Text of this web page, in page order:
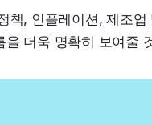
책, 인플레이션, 제조
더욱 명확히 보여줄